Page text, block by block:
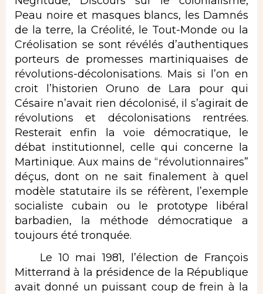
Peau noire et masques blancs, les Damnés
de la terre, la Créolité, le Tout-Monde ou la
Créolisation se sont révélés d’authentiques
porteurs de promesses martiniquaises de
révolutions-décolonisations. Mais si l’on en
croit l’historien Oruno de Lara pour qui
Césaire n’avait rien décolonisé, il s’agirait de
révolutions et décolonisations rentrées.
Resterait enfin la voie démocratique, le
débat institutionnel, celle qui concerne la
Martinique. Aux mains de “révolutionnaires”
déçus, dont on ne sait finalement à quel
modèle statutaire ils se réfèrent, l’exemple
socialiste cubain ou le prototype libéral
barbadien, la méthode démocratique a
toujours été tronquée.
Le 10 mai 1981, l’élection de François
Mitterrand à la présidence de la République
avait donné un puissant coup de frein à la